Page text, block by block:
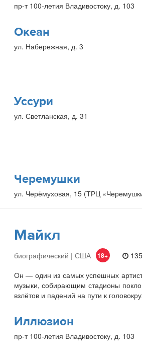
пр-т 100-летия Владивостоку, д. 103
Океан
ул. Набережная, д. 3
Уссури
ул. Светланская, д. 31
Черемушки
ул. Черёмуховая, 15 (ТРЦ
Майкл
биографический | США 18+
Он — один из самых успешных
музыки, собирающим стадионы
взлётов и падений на пути к
Иллюзион
пр-т 100-летия Владивостоку, д. 103